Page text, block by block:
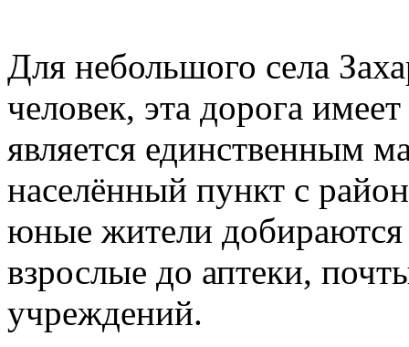
Для небольшого села
человек, эта дорога
является единственным
населённый пункт с
юные жители добираются
взрослые до аптеки,
учреждений.